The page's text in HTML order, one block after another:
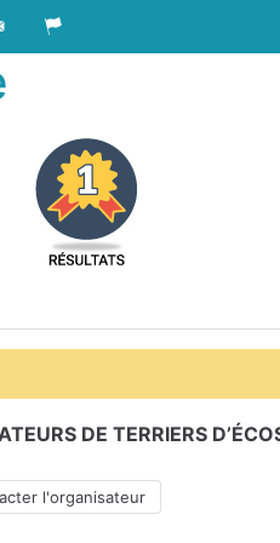
DE TERRIERS
l'organisateur